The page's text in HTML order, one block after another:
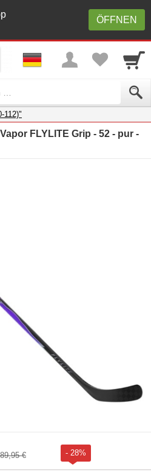
ÖFFNEN
112)"
FLYLITE Grip - 52 - pur -
€ - 28%